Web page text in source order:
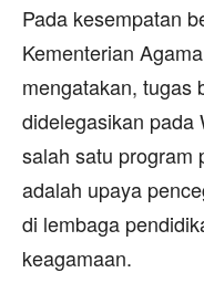
Pada kesempatan
Kementerian
mengatakan, tugas
didelegasikan pada
salah satu program
adalah upaya
di lembaga
keagamaan.